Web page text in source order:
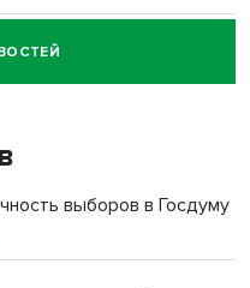
за смерть
выборов в Госдуму